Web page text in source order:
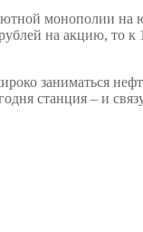
монополии
на акцию, то к
заниматься
станция – и